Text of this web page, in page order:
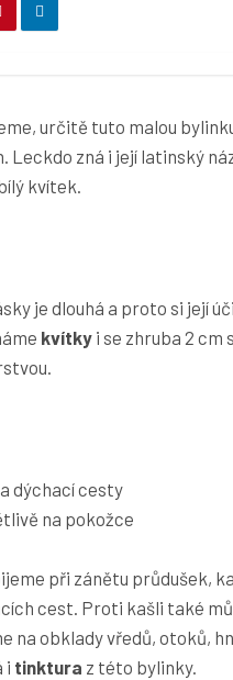
určitě tuto malou
Leckdo zná i její latinský
kvítek.
je dlouhá a proto si její
kvítky i se zhruba 2 cm
dýchací cesty
na pokožce
při zánětu průdušek,
cest. Proti kašli také
na obklady vředů, otoků,
i tinktura z této bylinky.